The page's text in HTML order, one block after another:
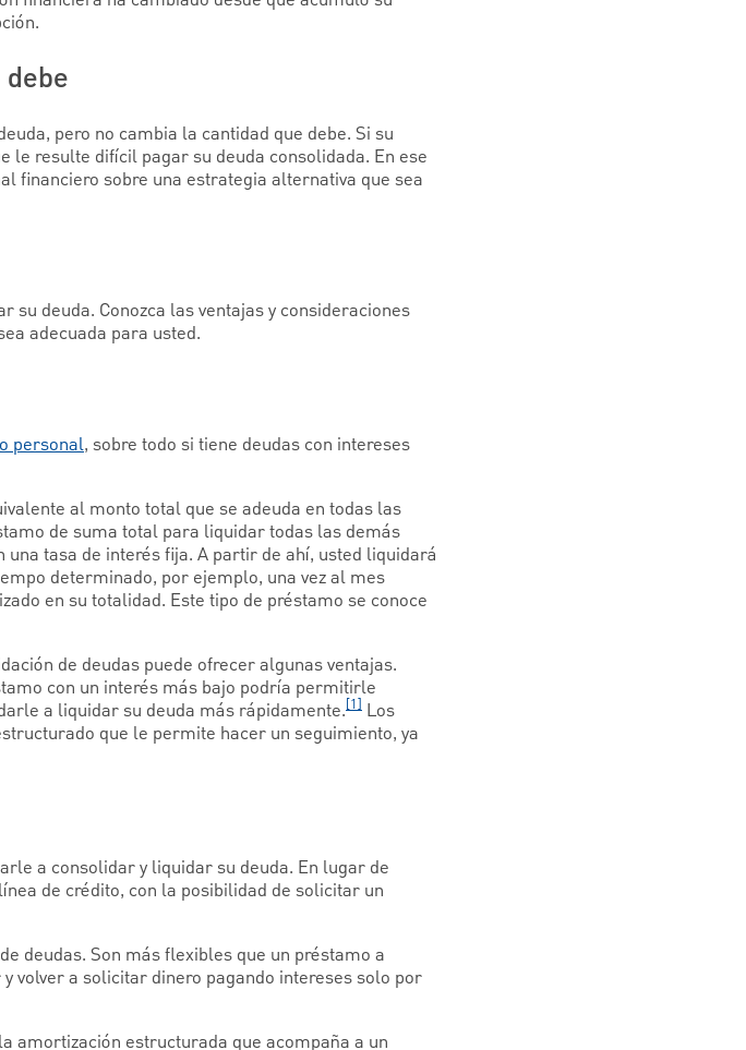
pero no cambia la cantidad que debe. Si su
le resulte difícil pagar su deuda consolidada. En ese
financiero sobre una estrategia alternativa que sea
su deuda. Conozca las ventajas y consideraciones
adecuada para usted.
personal, sobre todo si tiene deudas con intereses
al monto total que se adeuda en todas las
de suma total para liquidar todas las demás
tasa de interés fija. A partir de ahí, usted liquidará
determinado, por ejemplo, una vez al mes
en su totalidad. Este tipo de préstamo se conoce
de deudas puede ofrecer algunas ventajas.
con un interés más bajo podría permitirle
a liquidar su deuda más rápidamente.[1] Los
que le permite hacer un seguimiento, ya
a consolidar y liquidar su deuda. En lugar de
de crédito, con la posibilidad de solicitar un
deudas. Son más flexibles que un préstamo a
volver a solicitar dinero pagando intereses solo por
amortización estructurada que acompaña a un